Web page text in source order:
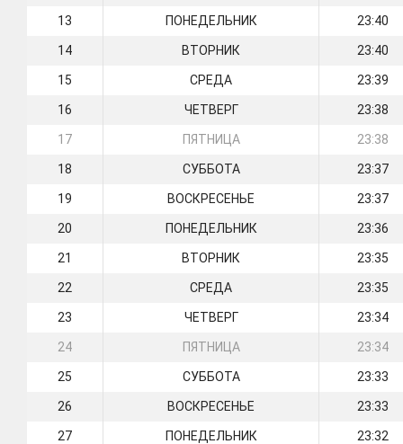
13 ПОНЕДЕЛЬНИК 23:40
14 ВТОРНИК 23:40
15 СРЕДА 23:39
16 ЧЕТВЕРГ 23:38
17 ПЯТНИЦА 23:38
18 СУББОТА 23:37
19 ВОСКРЕСЕНЬЕ 23:37
20 ПОНЕДЕЛЬНИК 23:36
21 ВТОРНИК 23:35
22 СРЕДА 23:35
23 ЧЕТВЕРГ 23:34
24 ПЯТНИЦА 23:34
25 СУББОТА 23:33
26 ВОСКРЕСЕНЬЕ 23:33
27 ПОНЕДЕЛЬНИК 23:32